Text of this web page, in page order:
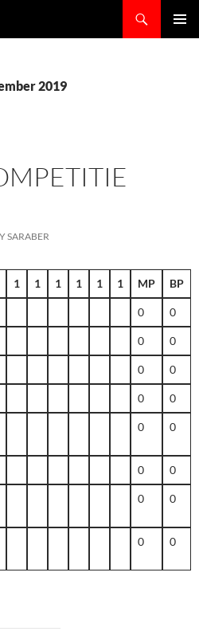
2019
SARABER
1 1 1 1 1 1 MP BP
0 0
0 0
0 0
0 0
0 0
0 0
0 0
0 0